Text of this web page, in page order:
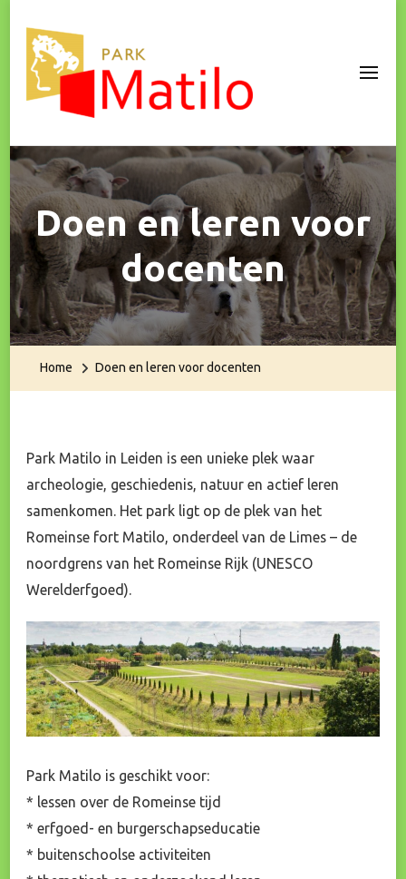
Park Matilo
Doen en leren voor
docenten
Home Doen en leren voor docenten
Park Matilo in Leiden is een unieke plek waar
archeologie, geschiedenis, natuur en actief leren
samenkomen. Het park ligt op de plek van het
Romeinse fort Matilo, onderdeel van de Limes – de
noordgrens van het Romeinse Rijk (UNESCO
Werelderfgoed).
Park Matilo is geschikt voor:
* lessen over de Romeinse tijd
* erfgoed- en burgerschapseducatie
* buitenschoolse activiteiten